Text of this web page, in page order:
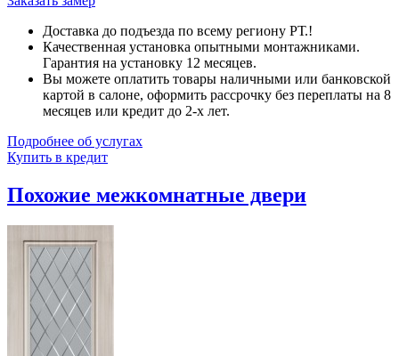
Доставка до подъезда по всему региону РТ.!
Качественная установка опытными монтажниками.
Гарантия на установку 12 месяцев.
Вы можете оплатить товары наличными или банковской
картой в салоне, оформить рассрочку без переплаты на 8
месяцев или кредит до 2-х лет.
Подробнее об услугах
Купить в кредит
Похожие межкомнатные двери